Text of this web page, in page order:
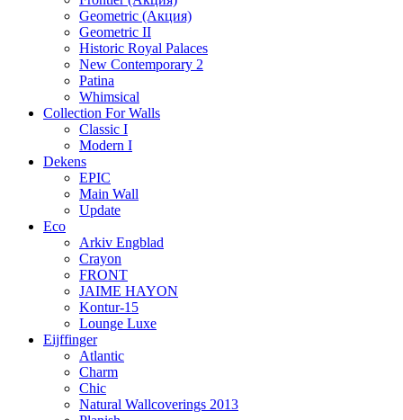
Geometric (Акция)
Geometric II
Historic Royal Palaces
New Contemporary 2
Patina
Whimsical
Collection For Walls
Classic I
Modern I
Dekens
EPIC
Main Wall
Update
Eco
Arkiv Engblad
Crayon
FRONT
JAIME HAYON
Kontur-15
Lounge Luxe
Eijffinger
Atlantic
Charm
Chic
Natural Wallcoverings 2013